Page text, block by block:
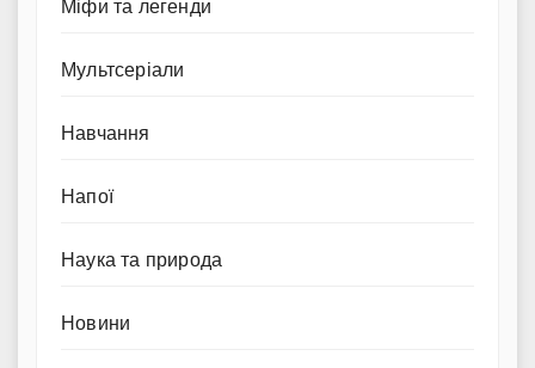
Міфи та легенди
Мультсеріали
Навчання
Напої
Наука та природа
Новини